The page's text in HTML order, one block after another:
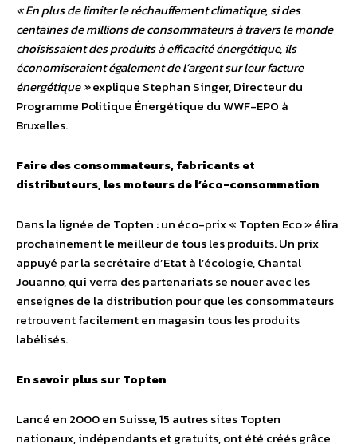
« En plus de limiter le réchauffement climatique, si des
centaines de millions de consommateurs à travers le monde
choisissaient des produits à efficacité énergétique, ils
économiseraient également de l’argent sur leur facture
énergétique »explique Stephan Singer, Directeur du
Programme Politique Énergétique du WWF-EPO à
Bruxelles.
Faire des consommateurs, fabricants et
distributeurs, les moteurs de l’éco-consommation
Dans la lignée de Topten : un éco-prix « Topten Eco » élira
prochainement le meilleur de tous les produits. Un prix
appuyé par la secrétaire d’Etat à l’écologie, Chantal
Jouanno, qui verra des partenariats se nouer avec les
enseignes de la distribution pour que les consommateurs
retrouvent facilement en magasin tous les produits
labélisés.
En savoir plus sur Topten
Lancé en 2000 en Suisse, 15 autres sites Topten
nationaux, indépendants et gratuits, ont été créés grâce